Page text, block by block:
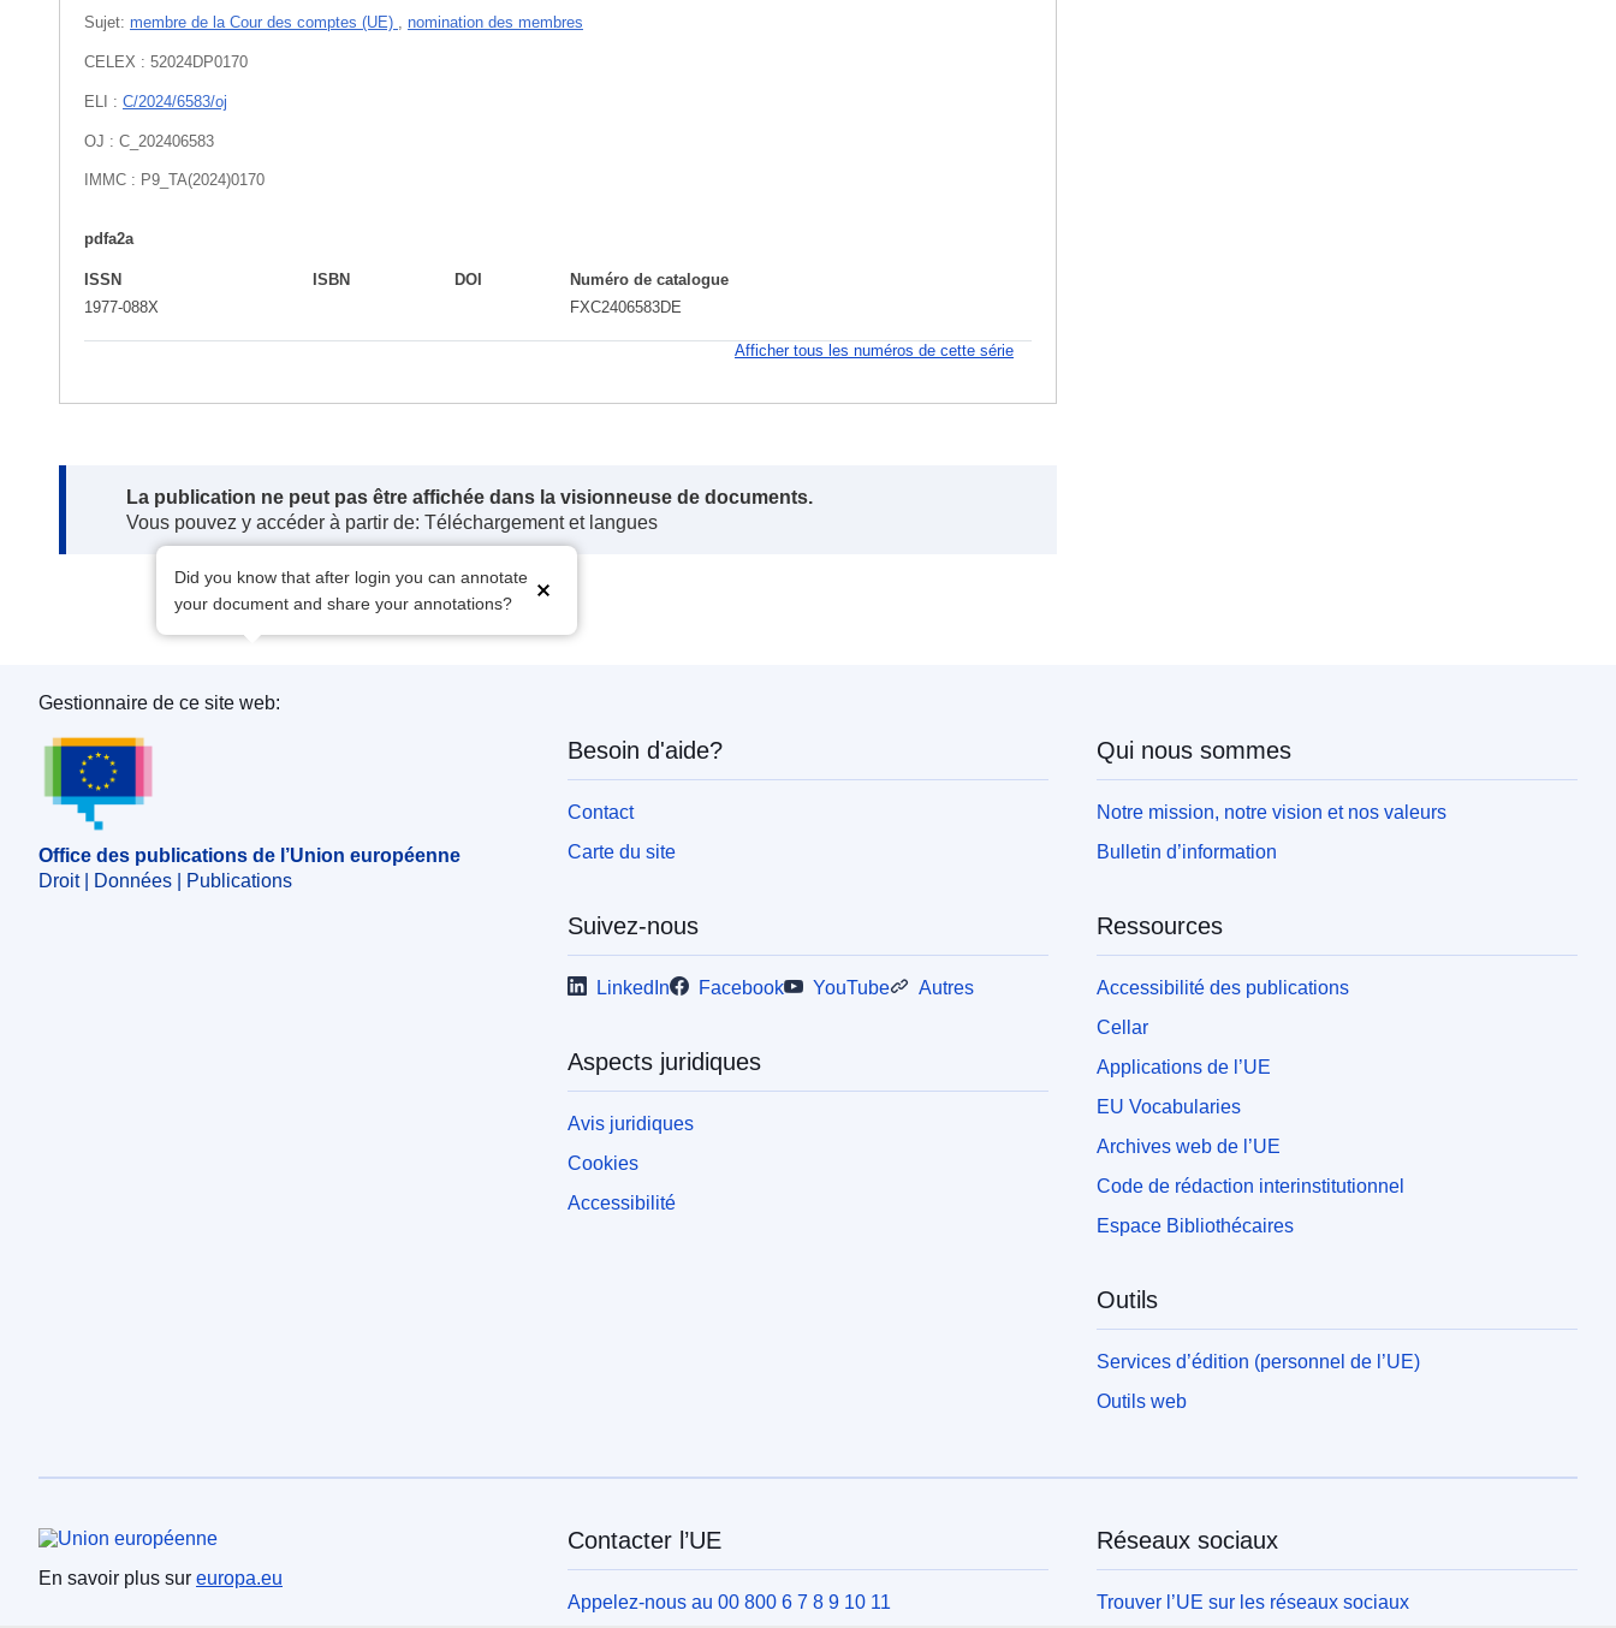
Sujet: membre de la Cour des comptes (UE) , nomination des membres
CELEX : 52024DP0170
ELI : C/2024/6583/oj
OJ : C_202406583
IMMC : P9_TA(2024)0170
pdfa2a
ISSN
1977-088X
ISBN DOI
Numéro de catalogue
FXC2406583DE
Afficher tous les numéros de cette série
Note:
La publication ne peut pas être affichée dans la visionneuse de documents.
Vous pouvez y accéder à partir de: Téléchargement et langues
Did you know that after login you can annotate
your document and share your annotations?
Office des publications de l’Union européenne
Gestionnaire de ce site web:
Office des publications de l’Union européenne
Droit | Données | Publications
Besoin d'aide?
Contact
Carte du site
Suivez-nous
LinkedIn Facebook YouTube Autres
Aspects juridiques
Avis juridiques
Cookies
Accessibilité
Qui nous sommes
Notre mission, notre vision et nos valeurs
Bulletin d’information
Ressources
Accessibilité des publications
Cellar
Applications de l’UE
EU Vocabularies
Archives web de l’UE
Code de rédaction interinstitutionnel
Espace Bibliothécaires
Outils
Services d’édition (personnel de l’UE)
Outils web
Union européenne
En savoir plus sur europa.eu
Contacter l’UE
Appelez-nous au 00 800 6 7 8 9 10 11
Réseaux sociaux
Trouver l’UE sur les réseaux sociaux